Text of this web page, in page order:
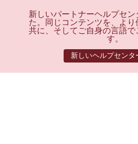
新しいパートナーヘルプセン
た。同じコンテンツを、より
共に、そしてご自身の言語で
す。
新しいヘルプセン